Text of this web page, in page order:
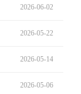
2026-06-02
2026-05-22
2026-05-14
2026-05-06